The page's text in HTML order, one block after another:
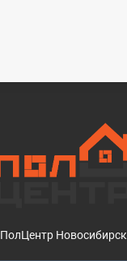
ПолЦентр Новосибирск